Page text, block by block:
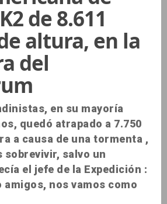
de 8.611
altura, en la
del
en su mayoría
quedó atrapado a 7.750
a causa de una tormenta ,
sobrevivir, salvo un
el jefe de la Expedición :
amigos, nos vamos como